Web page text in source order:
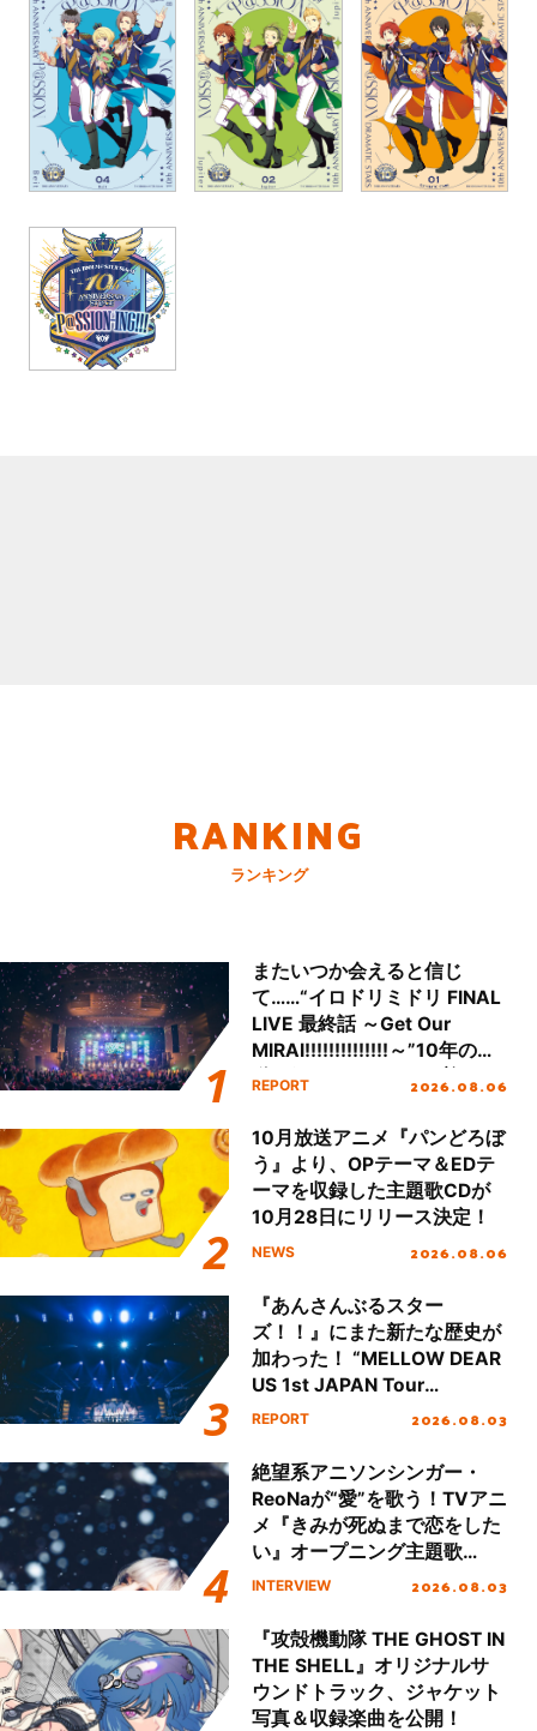
RANKING
ランキング
またいつか会えると信じ
て……“イロドリミドリ FINAL
LIVE 最終話 ～Get Our
MIRAI!!!!!!!!!!!!!!～”10年の活
動を経てファイナルを迎える
REPORT 2026.08.06
10月放送アニメ『パンどろぼ
う』より、OPテーマ＆EDテ
ーマを収録した主題歌CDが
10月28日にリリース決定！
NEWS 2026.08.06
『あんさんぶるスター
ズ！！』にまた新たな歴史が
加わった！ “MELLOW DEAR
US 1st JAPAN Tour
Final「NICE to meet YOU
ート!!
REPORT 2026.08.03
絶望系アニソンシンガー・
ReoNaが“愛”を歌う！TVアニ
メ『きみが死ぬまで恋をした
い』オープニング主題歌
「Amore」インタビュー
INTERVIEW 2026.08.03
『攻殻機動隊 THE GHOST IN
THE SHELL』オリジナルサ
ウンドトラック、ジャケット
写真＆収録楽曲を公開！